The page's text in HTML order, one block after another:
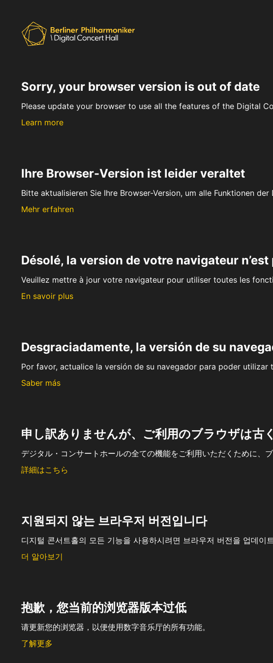
Sorry, your browser version is out of date
Please update your browser to use all the features of the Digital
Learn more
Ihre Browser-Version ist leider veraltet
Bitte aktualisieren Sie Ihre Browser-Version, um alle Funktionen
Mehr erfahren
Désolé, la version de votre navigateur n’est
Veuillez mettre à jour votre navigateur pour utiliser toutes les
En savoir plus
Desgraciadamente, la versión de su
Por favor, actualice la versión de su navegador para poder
Saber más
申し訳ありませんが、ご利用のブラウザは古
デジタル・コンサートホールの全ての機能をご利用いただくために、
詳細はこちら
지원되지 않는 브라우저 버전입니다
디지털 콘서트홀의 모든 기능을 사용하시려면 브라우저 버전을 업데이
더 알아보기
抱歉，您当前的浏览器版本过低
请更新您的浏览器，以便使用数字音乐厅的所有功能。
了解更多